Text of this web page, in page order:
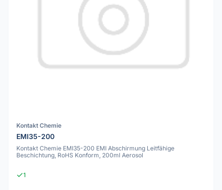
Kontakt Chemie
EMI35-200
Kontakt Chemie EMI35-200 EMI Abschirmung Leitfähige
Beschichtung, RoHS Konform, 200ml Aerosol
1